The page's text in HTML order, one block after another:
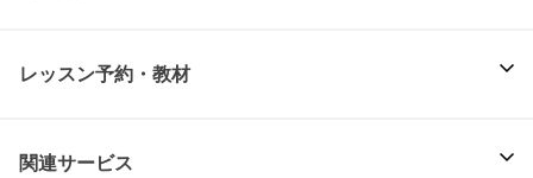
レッスン予約・教材
関連サービス